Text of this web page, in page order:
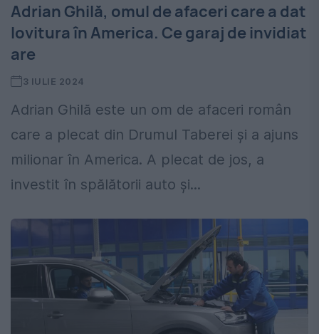
Adrian Ghilă, omul de afaceri care a dat
lovitura în America. Ce garaj de invidiat
are
3 IULIE 2024
Adrian Ghilă este un om de afaceri român
care a plecat din Drumul Taberei și a ajuns
milionar în America. A plecat de jos, a
investit în spălătorii auto și...